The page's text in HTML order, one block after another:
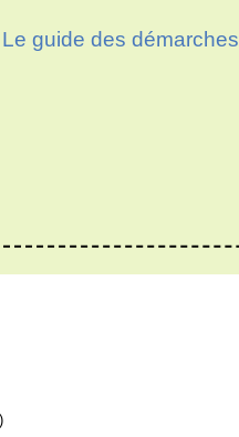
Le guide des démarches